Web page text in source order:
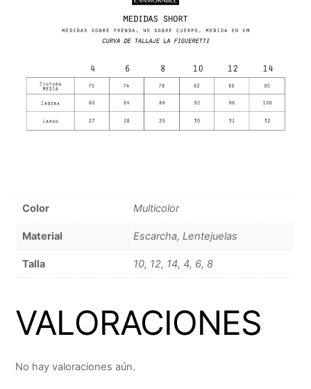
Color Multicolor
Material Escarcha, Lentejuelas
Talla 10, 12, 14, 4, 6, 8
VALORACIONES
No hay valoraciones aún.